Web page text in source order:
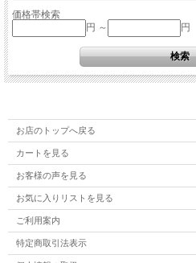
価格帯検索
円 ～
円
お店のトップへ戻る
カートを見る
お客様の声を見る
お気に入りリストを見る
ご利用案内
特定商取引法表示